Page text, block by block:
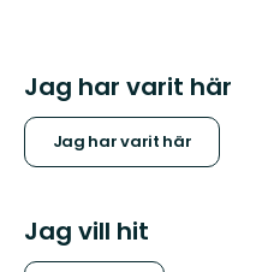
Jag har varit här
Jag har varit här
Jag vill hit